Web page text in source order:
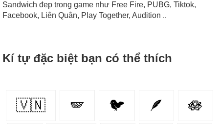
Sandwich đẹp trong game như Free Fire, PUBG, Tiktok,
Facebook, Liên Quân, Play Together, Audition ..
Kí tự đặc biệt bạn có thể thích
🇻🇳 🪽 🐦 🪶 🪷